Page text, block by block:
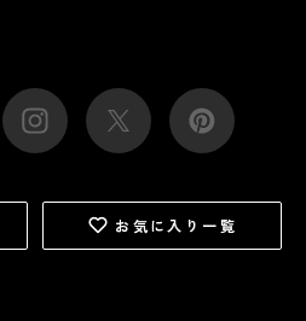
お気に入り一覧